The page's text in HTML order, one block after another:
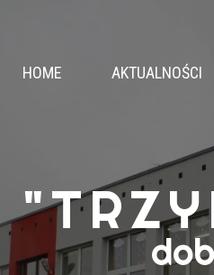
HOME AKTUALNOŚCI